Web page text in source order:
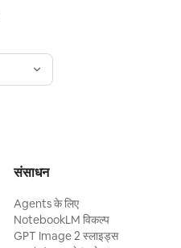
संसाधन
Agents के लिए
NotebookLM विकल्प
GPT Image 2 स्लाइड्स